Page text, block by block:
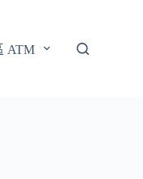
ATM